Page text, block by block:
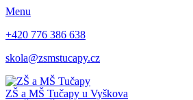
Menu
+420 776 386 638
skola@zsmstucapy.cz
ZŠ a MŠ Tučapy u Vyškova